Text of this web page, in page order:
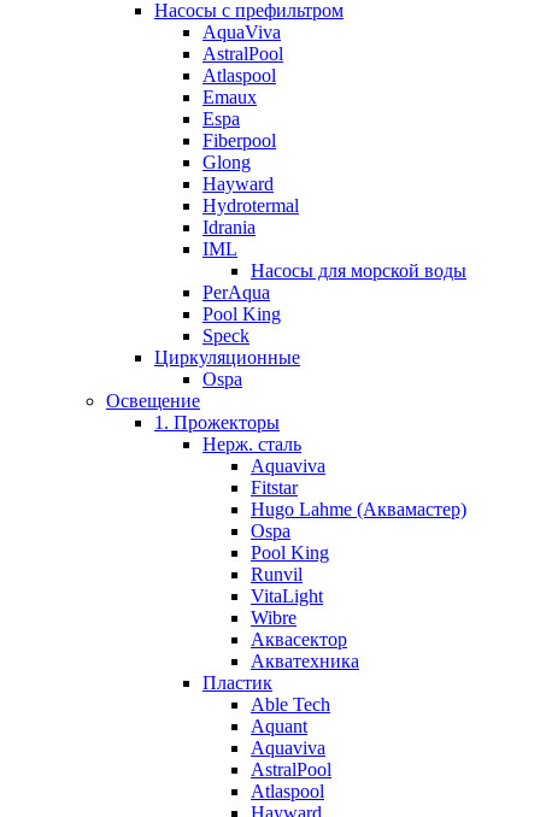
Насосы с префильтром
AquaViva
AstralPool
Atlaspool
Emaux
Espa
Fiberpool
Glong
Hayward
Hydrotermal
Idrania
IML
Насосы для морской воды
PerAqua
Pool King
Speck
Циркуляционные
Ospa
Освещение
1. Прожекторы
Нерж. сталь
Aquaviva
Fitstar
Hugo Lahme (Аквамастер)
Ospa
Pool King
Runvil
VitaLight
Wibre
Аквасектор
Акватехника
Пластик
Able Tech
Aquant
Aquaviva
AstralPool
Atlaspool
Hayward